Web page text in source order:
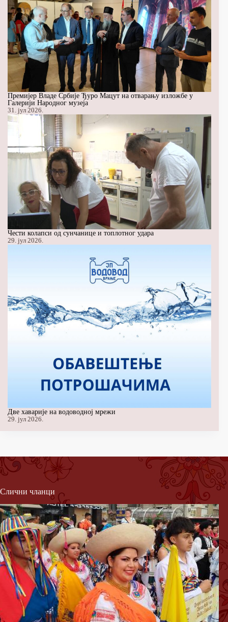
Премијер Владе Србије Ђуро Мацут на отварању изложбе у
Галерији Народног музеја
31. јул 2026.
Чести колапси од сунчанице и топлотног удара
29. јул 2026.
Две хаварије на водоводној мрежи
29. јул 2026.
Слични чланци